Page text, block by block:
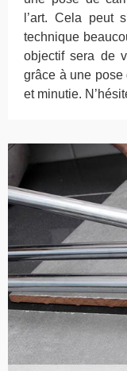
l’art. Cela peut
technique
objectif sera de
grâce à une
et minutie.